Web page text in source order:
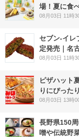
場！夏に食
08月03日 11時
セブン-イレ
定発売｜名
08月03日 11時
ピザハット
りにぴった
08月03日 13時
長野県150
噌や伝統野